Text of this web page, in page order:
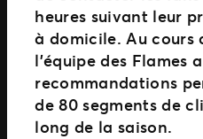
heures suivant leur
à domicile. Au cours
l’équipe des Flames
recommandations
de 80 segments de
long de la saison.